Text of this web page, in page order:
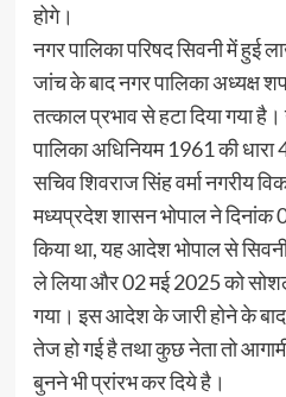
होगे।
नगर पालिका परिषद सिवनी में हुई
जांच के बाद नगर पालिका अध्यक्ष
तत्काल प्रभाव से हटा दिया गया
पालिका अधिनियम 1961 की
सचिव शिवराज सिंह वर्मा नगरीय
मध्यप्रदेश शासन भोपाल ने
किया था, यह आदेश भोपाल से
ले लिया और 02 मई 2025 को सोशल
गया। इस आदेश के जारी होने के
तेज हो गई है तथा कुछ नेता तो
बुनने भी प्रांरभ कर दिये है।